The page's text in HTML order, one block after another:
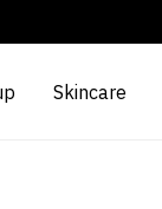
Skincare